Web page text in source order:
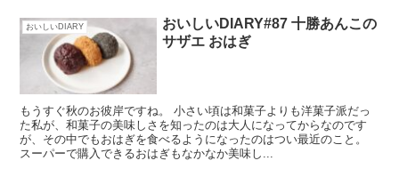
おいしいDIARY
おいしいDIARY#87 十勝あんこの
サザエ おはぎ
もうすぐ秋のお彼岸ですね。 小さい頃は和菓子よりも洋菓子派だっ
た私が、和菓子の美味しさを知ったのは大人になってからなのです
が、その中でもおはぎを食べるようになったのはつい最近のこと。
スーパーで購入できるおはぎもなかなか美味し...